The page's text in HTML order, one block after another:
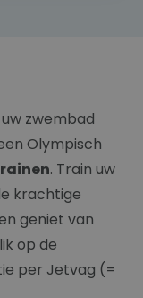
zwembad
Olympisch
. Train uw
krachtige
geniet van
op de
per Jetvag (=